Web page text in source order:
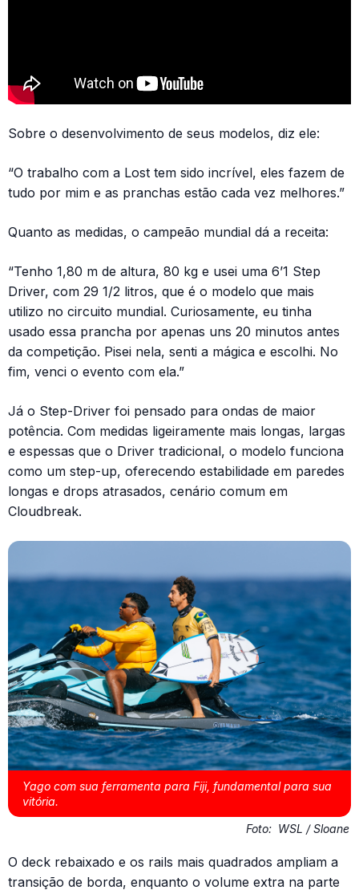
Sobre o desenvolvimento de seus modelos, diz ele:
“O trabalho com a Lost tem sido incrível, eles fazem de
tudo por mim e as pranchas estão cada vez melhores.”
Quanto as medidas, o campeão mundial dá a receita:
“Tenho 1,80 m de altura, 80 kg e usei uma 6’1 Step
Driver, com 29 1/2 litros, que é o modelo que mais
utilizo no circuito mundial. Curiosamente, eu tinha
usado essa prancha por apenas uns 20 minutos antes
da competição. Pisei nela, senti a mágica e escolhi. No
fim, venci o evento com ela.”
Já o Step-Driver foi pensado para ondas de maior
potência. Com medidas ligeiramente mais longas, largas
e espessas que o Driver tradicional, o modelo funciona
como um step-up, oferecendo estabilidade em paredes
longas e drops atrasados, cenário comum em
Cloudbreak.
Yago com sua ferramenta para Fiji, fundamental para sua
vitória.
Foto: WSL / Sloane
O deck rebaixado e os rails mais quadrados ampliam a
transição de borda, enquanto o volume extra na parte